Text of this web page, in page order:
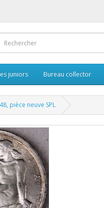
juniors Bureau collector
pièce neuve SPL